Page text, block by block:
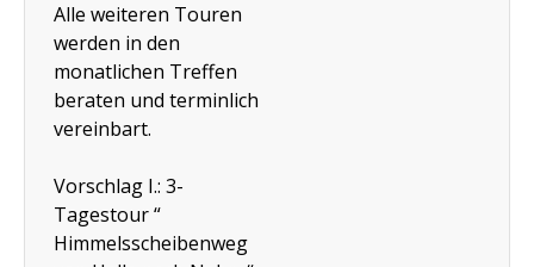
Alle weiteren Touren
werden in den
monatlichen Treffen
beraten und terminlich
vereinbart.
Vorschlag I.: 3-
Tagestour “
Himmelsscheibenweg